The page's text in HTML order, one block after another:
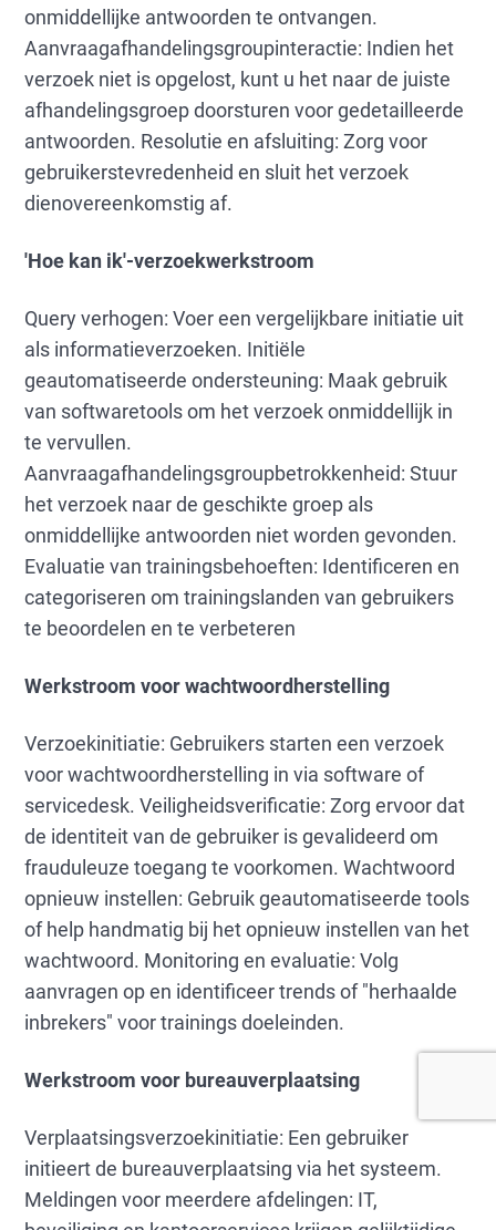
onmiddellijke antwoorden te ontvangen.
Aanvraagafhandelingsgroupinteractie: Indien het
verzoek niet is opgelost, kunt u het naar de juiste
afhandelingsgroep doorsturen voor gedetailleerde
antwoorden. Resolutie en afsluiting: Zorg voor
gebruikerstevredenheid en sluit het verzoek
dienovereenkomstig af.
'Hoe kan ik'-verzoekwerkstroom
Query verhogen: Voer een vergelijkbare initiatie uit
als informatieverzoeken. Initiële
geautomatiseerde ondersteuning: Maak gebruik
van softwaretools om het verzoek onmiddellijk in
te vervullen.
Aanvraagafhandelingsgroupbetrokkenheid: Stuur
het verzoek naar de geschikte groep als
onmiddellijke antwoorden niet worden gevonden.
Evaluatie van trainingsbehoeften: Identificeren en
categoriseren om trainingslanden van gebruikers
te beoordelen en te verbeteren
Werkstroom voor wachtwoordherstelling
Verzoekinitiatie: Gebruikers starten een verzoek
voor wachtwoordherstelling in via software of
servicedesk. Veiligheidsverificatie: Zorg ervoor dat
de identiteit van de gebruiker is gevalideerd om
frauduleuze toegang te voorkomen. Wachtwoord
opnieuw instellen: Gebruik geautomatiseerde tools
of help handmatig bij het opnieuw instellen van het
wachtwoord. Monitoring en evaluatie: Volg
aanvragen op en identificeer trends of "herhaalde
inbrekers" voor trainings doeleinden.
Werkstroom voor bureauverplaatsing
Verplaatsingsverzoekinitiatie: Een gebruiker
initieert de bureauverplaatsing via het systeem.
Meldingen voor meerdere afdelingen: IT,